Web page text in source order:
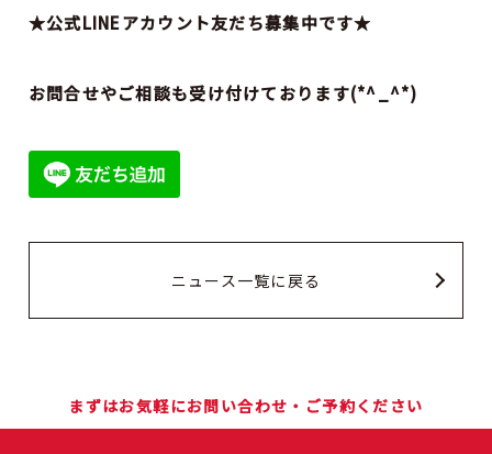
★公式LINEアカウント友だち募集中です★
お問合せやご相談も受け付けております(*^_^*)
ニュース一覧に戻る
まずはお気軽にお問い合わせ・ご予約ください